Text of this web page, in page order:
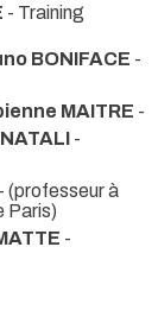
- Training
BONIFACE -
MAITRE -
-
- (professeur à
Paris)
-